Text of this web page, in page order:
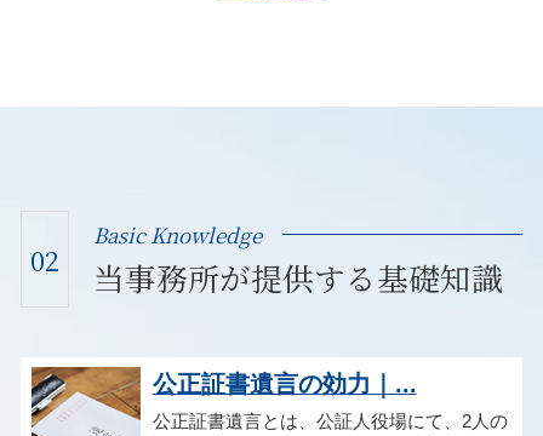
02
Basic Knowledge
当事務所が提供する基礎知識
公正証書遺言の効力｜...
公正証書遺言とは、公証人役場にて、2人の